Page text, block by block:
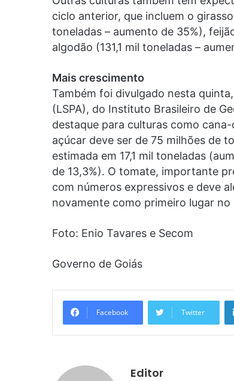
ciclo anterior, que incluem o
toneladas – aumento de 35%),
algodão (131,1 mil toneladas –
Mais crescimento
Também foi divulgado nesta
(LSPA), do Instituto Brasileiro de
destaque para culturas como
açúcar deve ser de 75 milhões de
estimada em 17,1 mil toneladas
de 13,3%). O tomate, importante
com números expressivos e deve
novamente como primeiro lugar
Foto: Enio Tavares e Secom
Governo de Goiás
Facebook Twitter
Editor